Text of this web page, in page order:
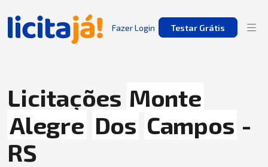
Fazer Login Testar Grátis
Licitações Monte
Alegre Dos Campos -
RS